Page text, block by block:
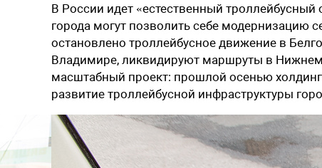
В России идет «естественный
города могут позволить себе модернизацию
остановлено троллейбусное движение в
Владимире, ликвидируют маршруты в
масштабный проект: прошлой осенью
развитие троллейбусной инфраструктуры